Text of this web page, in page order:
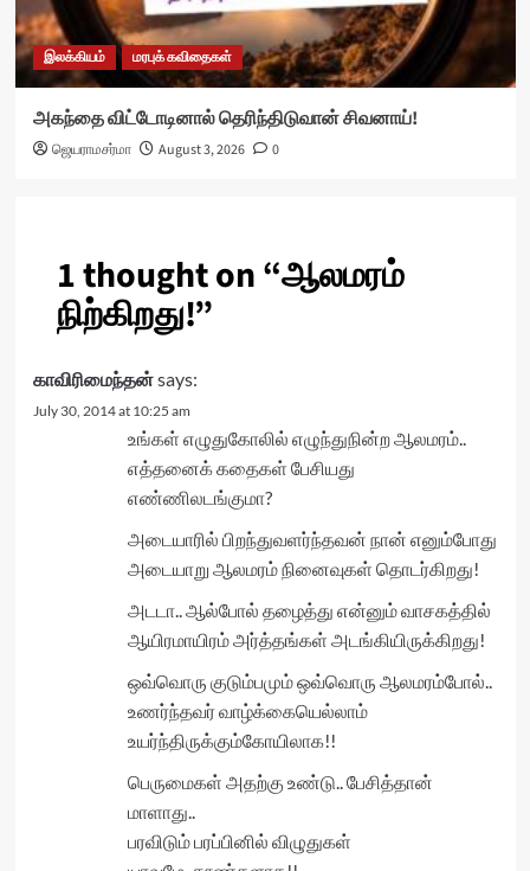
இலக்கியம் மரபுக் கவிதைகள்
அகந்தை விட்டோடினால் தெரிந்திடுவான் சிவனாய்!
ஜெயராமசர்மா August 3, 2026 0
1 thought on “ஆலமரம்
நிற்கிறது!”
காவிரிமைந்தன்says:
July 30, 2014 at 10:25 am
உங்கள் எழுதுகோலில் எழுந்துநின்ற ஆலமரம்..
எத்தனைக் கதைகள் பேசியது
எண்ணிலடங்குமா?
அடையாரில் பிறந்துவளர்ந்தவன் நான் எனும்போது
அடையாறு ஆலமரம் நினைவுகள் தொடர்கிறது!
அடடா.. ஆல்போல் தழைத்து என்னும் வாசகத்தில்
ஆயிரமாயிரம் அர்த்தங்கள் அடங்கியிருக்கிறது!
ஒவ்வொரு குடும்பமும் ஒவ்வொரு ஆலமரம்போல்..
உணர்ந்தவர் வாழ்க்கையெல்லாம்
உயர்ந்திருக்கும்கோயிலாக!!
பெருமைகள் அதற்கு உண்டு.. பேசித்தான்
மாளாது..
பரவிடும் பரப்பினில் விழுதுகள்